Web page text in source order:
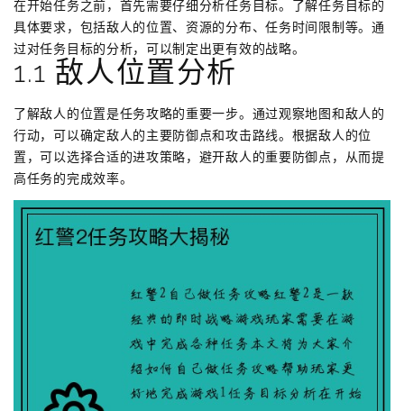
在开始任务之前，首先需要仔细分析任务目标。了解任务目标的
具体要求，包括敌人的位置、资源的分布、任务时间限制等。通
过对任务目标的分析，可以制定出更有效的战略。
1.1 敌人位置分析
了解敌人的位置是任务攻略的重要一步。通过观察地图和敌人的
行动，可以确定敌人的主要防御点和攻击路线。根据敌人的位
置，可以选择合适的进攻策略，避开敌人的重要防御点，从而提
高任务的完成效率。